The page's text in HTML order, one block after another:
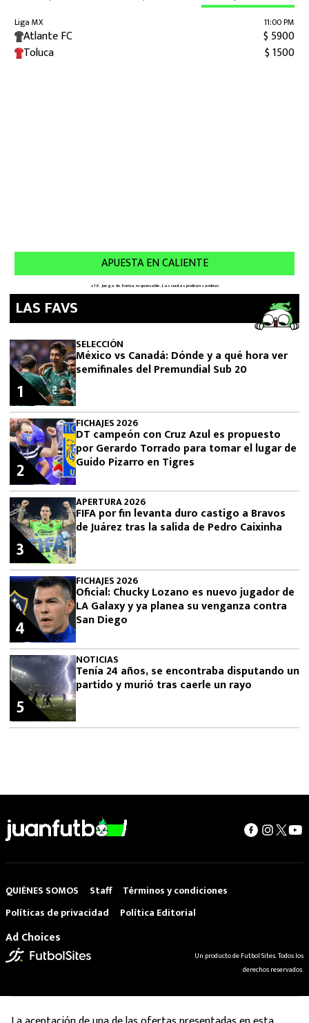
LAS FAVS
SELECCIÓN
México vs Canadá: Dónde y a qué hora ver
semifinales del Premundial Sub 20
1
FICHAJES 2026
DT campeón con Cruz Azul es propuesto
por Gerardo Torrado para tomar el lugar de
Guido Pizarro en Tigres
2
APERTURA 2026
FIFA por fin levanta duro castigo a Bravos
de Juárez tras la salida de Pedro Caixinha
3
FICHAJES 2026
Oficial: Chucky Lozano es nuevo jugador de
LA Galaxy y ya planea su venganza contra
San Diego
4
NOTICIAS
Tenía 24 años, se encontraba disputando un
partido y murió tras caerle un rayo
5
QUIÉNES SOMOS Staff
Términos y condiciones
Políticas de privacidad
Política Editorial
Ad Choices
Un producto de Futbol Sites. Todos los
derechos reservados.